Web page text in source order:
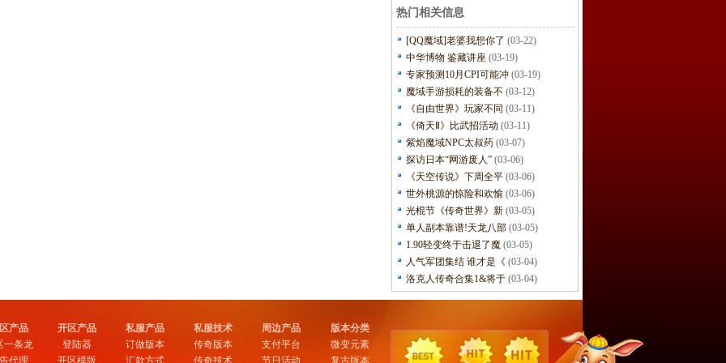
热门相关信息
[QQ魔域]老婆我想你了 (03-22)
中华博物 鉴藏讲座 (03-19)
专家预测10月CPI可能冲 (03-19)
魔域手游损耗的装备不 (03-12)
《自由世界》玩家不同 (03-11)
《倚天Ⅱ》比武招活动 (03-11)
紫焰魔域NPC太叔药 (03-07)
探访日本“网游废人” (03-06)
《天空传说》下周全平 (03-06)
世外桃源的惊险和欢愉 (03-06)
光棍节《传奇世界》新 (03-05)
单人副本靠谱!天龙八部 (03-05)
1.90轻变终于击退了魔 (03-05)
人气军团集结 谁才是《 (03-04)
洛克人传奇合集1&将于 (03-04)
产品
一条龙
代理
开区产品
登陆器
开区模版
私服产品
订做版本
汇款方式
私服技术
传奇版本
传奇技术
周边产品
支付平台
节日活动
版本分类
微变元素
复古版本